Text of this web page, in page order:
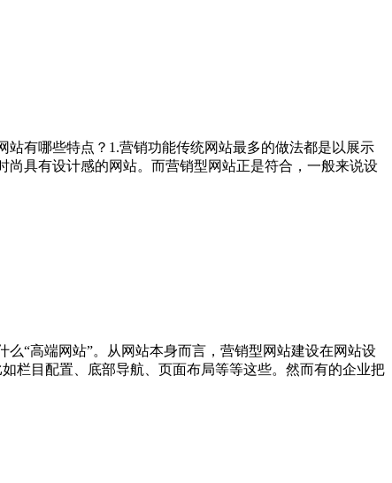
有哪些特点？1.营销功能传统网站最多的做法都是以展示
具有设计感的网站。而营销型网站正是符合，一般来说设
“高端网站”。从网站本身而言，营销型网站建设在网站设
栏目配置、底部导航、页面布局等等这些。然而有的企业把